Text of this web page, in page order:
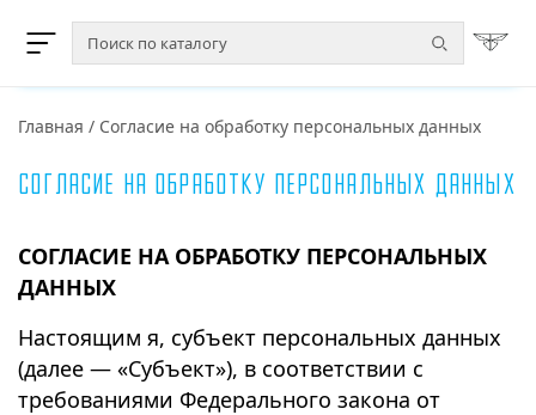
Главная / Согласие на обработку персональных данных
Согласие на обработку персональных данных
СОГЛАСИЕ НА ОБРАБОТКУ ПЕРСОНАЛЬНЫХ
ДАННЫХ
Настоящим я, субъект персональных данных
(далее — «Субъект»), в соответствии с
требованиями Федерального закона от